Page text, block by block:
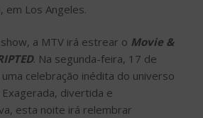
em Los Angeles.
a MTV irá estrear o Movie &
. Na segunda-feira, 17 de
celebração inédita do universo
divertida e
esta noite irá relembrar